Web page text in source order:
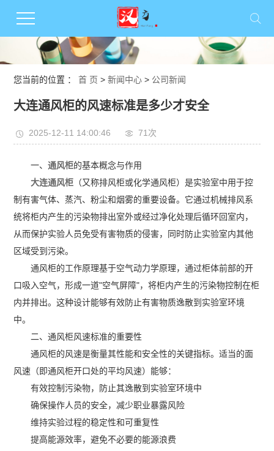
您当前的位置 ：首 页 >新闻中心 > 公司新闻
大连通风柜的风速标准是多少才安全
2025-12-11 14:00:46 71次
一、通风柜的基本概念与作用
大连通风柜 （又称排风柜或化学通风柜）是实验室中用于控
制有害气体、蒸汽、粉尘和烟雾的重要设备。它通过机械排风系
统将柜内产生的污染物排出室外或经过净化处理后循环回室内，
从而保护实验人员免受有害物质的侵害，同时防止实验室内其他
区域受到污染。
通风柜的工作原理基于空气动力学原理，通过柜体前部的开
口吸入空气，形成一道"空气屏障"，将柜内产生的污染物控制在柜
内并排出。这种设计能够有效防止有害物质逸散到实验室环境
中。
二、通风柜风速标准的重要性
通风柜的风速是衡量其性能和安全性的关键指标。适当的面
风速（即通风柜开口处的平均风速）能够：
有效控制污染物，防止其逸散到实验室环境中
确保操作人员的安全，减少职业暴露风险
维持实验过程的稳定性和可重复性
提高能源效率，避免不必要的能源浪费